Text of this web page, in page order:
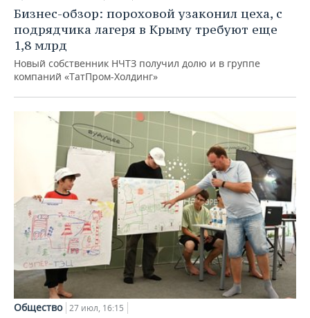
Бизнес-обзор: пороховой узаконил цеха, с
подрядчика лагеря в Крыму требуют еще
1,8 млрд
Новый собственник НЧТЗ получил долю и в группе
компаний «ТатПром-Холдинг»
Общество 27 июл, 16:15